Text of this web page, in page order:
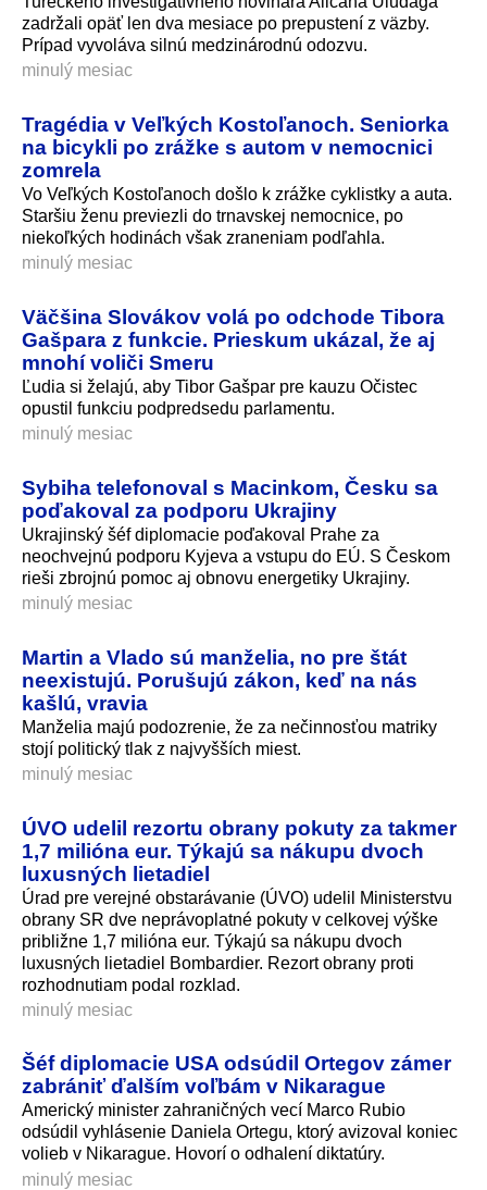
zadržali opäť len dva mesiace po prepustení z väzby.
Prípad vyvoláva silnú medzinárodnú odozvu.
minulý mesiac
Tragédia v Veľkých Kostoľanoch. Seniorka
na bicykli po zrážke s autom v nemocnici
zomrela
Vo Veľkých Kostoľanoch došlo k zrážke cyklistky a auta.
Staršiu ženu previezli do trnavskej nemocnice, po
niekoľkých hodinách však zraneniam podľahla.
minulý mesiac
Väčšina Slovákov volá po odchode Tibora
Gašpara z funkcie. Prieskum ukázal, že aj
mnohí voliči Smeru
Ľudia si želajú, aby Tibor Gašpar pre kauzu Očistec
opustil funkciu podpredsedu parlamentu.
minulý mesiac
Sybiha telefonoval s Macinkom, Česku sa
poďakoval za podporu Ukrajiny
Ukrajinský šéf diplomacie poďakoval Prahe za
neochvejnú podporu Kyjeva a vstupu do EÚ. S Českom
rieši zbrojnú pomoc aj obnovu energetiky Ukrajiny.
minulý mesiac
Martin a Vlado sú manželia, no pre štát
neexistujú. Porušujú zákon, keď na nás
kašlú, vravia
Manželia majú podozrenie, že za nečinnosťou matriky
stojí politický tlak z najvyšších miest.
minulý mesiac
ÚVO udelil rezortu obrany pokuty za takmer
1,7 milióna eur. Týkajú sa nákupu dvoch
luxusných lietadiel
Úrad pre verejné obstarávanie (ÚVO) udelil Ministerstvu
obrany SR dve neprávoplatné pokuty v celkovej výške
približne 1,7 milióna eur. Týkajú sa nákupu dvoch
luxusných lietadiel Bombardier. Rezort obrany proti
rozhodnutiam podal rozklad.
minulý mesiac
Šéf diplomacie USA odsúdil Ortegov zámer
zabrániť ďalším voľbám v Nikarague
Americký minister zahraničných vecí Marco Rubio
odsúdil vyhlásenie Daniela Ortegu, ktorý avizoval koniec
volieb v Nikarague. Hovorí o odhalení diktatúry.
minulý mesiac